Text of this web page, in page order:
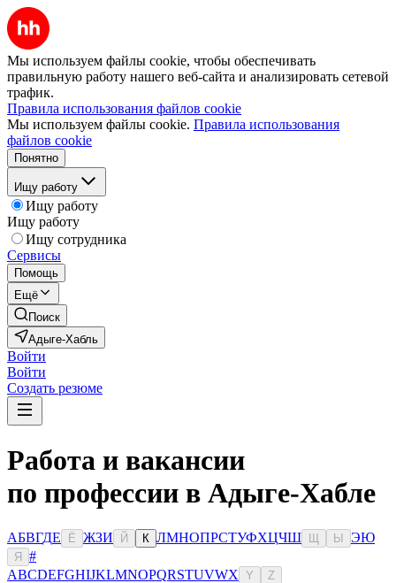
Мы используем файлы cookie, чтобы обеспечивать
правильную работу нашего веб-сайта и анализировать сетевой
трафик.
Правила использования файлов cookie
Мы используем файлы cookie. Правила использования
файлов cookie
Понятно
Ищу работу
Ищу работу
Ищу работу
Ищу сотрудника
Сервисы
Помощь
Ещё
Поиск
Адыге-Хабль
Войти
Войти
Создать резюме
Работа и вакансии
по профессии в Адыге-Хабле
АБВГДЕ Ё ЖЗИ Й К ЛМНОПРСТУФХЦЧШ Ы ЭЮ
Я
#
ABCDEFGHIJKLMNOPQRSTUVWX Y Z